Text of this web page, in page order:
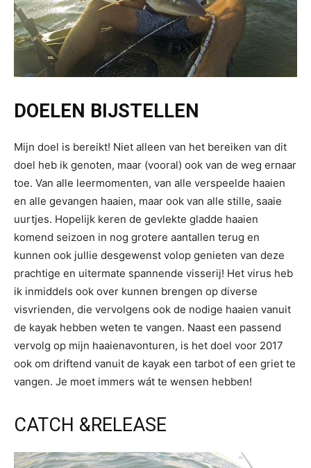
DOELEN BIJSTELLEN
Mijn doel is bereikt! Niet alleen van het bereiken van dit
doel heb ik genoten, maar (vooral) ook van de weg ernaar
toe. Van alle leermomenten, van alle verspeelde haaien
en alle gevangen haaien, maar ook van alle stille, saaie
uurtjes. Hopelijk keren de gevlekte gladde haaien
komend seizoen in nog grotere aantallen terug en
kunnen ook jullie desgewenst volop genieten van deze
prachtige en uitermate spannende visserij! Het virus heb
ik inmiddels ook over kunnen brengen op diverse
visvrienden, die vervolgens ook de nodige haaien vanuit
de kayak hebben weten te vangen. Naast een passend
vervolg op mijn haaienavonturen, is het doel voor 2017
ook om driftend vanuit de kayak een tarbot of een griet te
vangen. Je moet immers wát te wensen hebben!
CATCH &RELEASE